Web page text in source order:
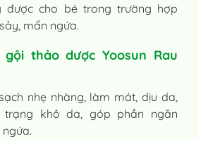
được cho bé trong trường hợp
mẩn ngứa.
thảo dược Yoosun Rau
nhẹ nhàng, làm mát, dịu da,
trạng khô da, góp phần ngăn